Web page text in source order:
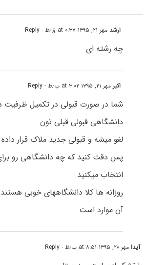
ارشدمهر ۲۱, ۱۳۹۵ at ۰:۳۷ ق٫ظ - Reply
چه رشته ای
اکبرمهر ۲۱, ۱۳۹۵ at ۳:۰۲ ب٫ظ - Reply
شما در صورت قبولی در تکمیل ظرفیت
دانشگاهی قبولی قبلی تون
لغو میشه و قبولی جدید ملاک قرار
پس دقت کنید که چه دانشگاهی رو
انتخاب میکنید
روزانه ها کلا دانشگاههای خوبی
آن موارد است
آیدامهر ۲۰, ۱۳۹۵ at ۸:۵۱ ب٫ظ - Reply